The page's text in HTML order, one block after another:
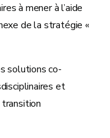
à mener à l’aide
de la stratégie «
solutions co-
et